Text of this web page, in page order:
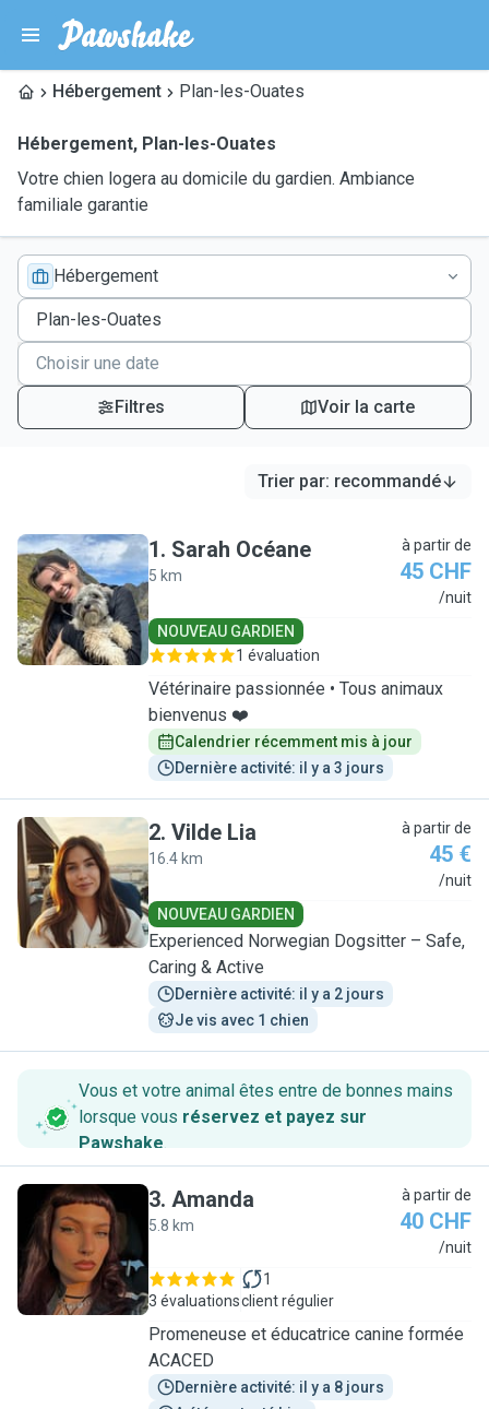
Hébergement Plan-les-Ouates
Hébergement, Plan-les-Ouates
Votre chien logera au domicile du gardien. Ambiance
familiale garantie
Hébergement
Filtres Voir la carte
Trier par: recommandé
S
1. Sarah Océane
5 km
à partir de
45 CHF
/nuit
NOUVEAU GARDIEN
1 évaluation
Vétérinaire passionnée • Tous animaux
bienvenus ❤️
Calendrier récemment mis à jour
Dernière activité: il y a 3 jours
V
2. Vilde Lia
16.4 km
à partir de
45 €
/nuit
NOUVEAU GARDIEN
Experienced Norwegian Dogsitter – Safe,
Caring & Active
Dernière activité: il y a 2 jours
Je vis avec 1 chien
Vous et votre animal êtes entre de bonnes mains
lorsque vous réservez et payez sur
Pawshake.
A
3. Amanda
5.8 km
à partir de
40 CHF
/nuit
3 évaluations
1
client régulier
Promeneuse et éducatrice canine formée
ACACED
Dernière activité: il y a 8 jours